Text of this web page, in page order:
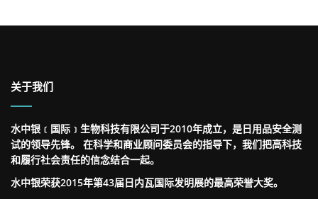
关于我们
水中银﹝国际﹞生物科技有限公司于2010年成立，是日用品安全测
试的领导先锋。 在科学和商业顾问委员会的指导下，我们把高科技
和履行社会责任的信念结合一起。
水中银荣获2015年第43届日内瓦国际发明展的最高荣誉大奖。